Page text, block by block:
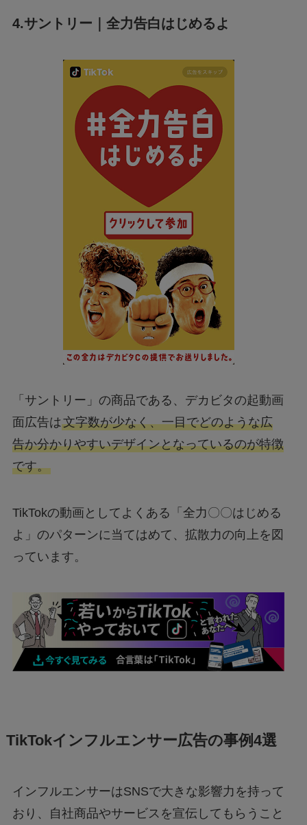
4.サントリー｜全力告白はじめるよ
「サントリー」の商品である、デカビタの起動画
面広告は文字数が少なく、一目でどのような広
告か分かりやすいデザインとなっているのが特徴
です。
TikTokの動画としてよくある「全力〇〇はじめる
よ」のパターンに当てはめて、拡散力の向上を図
っています。
TikTokインフルエンサー広告の事例4選
インフルエンサーはSNSで大きな影響力を持って
おり、自社商品やサービスを宣伝してもらうこと